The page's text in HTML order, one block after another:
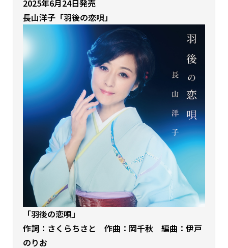
2025年6月24日発売
長山洋子「羽後の恋唄」
「羽後の恋唄」
作詞：さくらちさと 作曲：岡千秋 編曲：伊戸
のりお